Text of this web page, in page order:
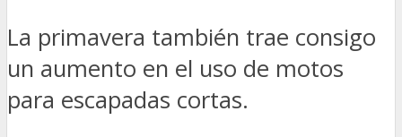
La primavera también trae consigo
un aumento en el uso de motos
para escapadas cortas.